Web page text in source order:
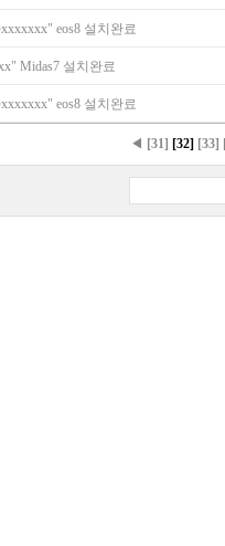
eos8 설치완료
Midas7 설치완료
eos8 설치완료
◀ [31] [32] [33]